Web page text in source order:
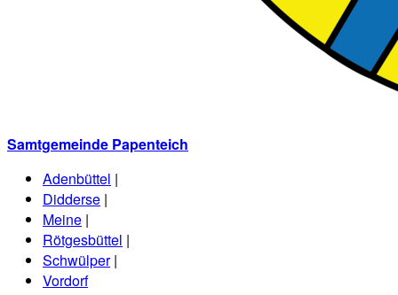
Samtgemeinde Papenteich
Adenbüttel |
Didderse |
Meine |
Rötgesbüttel |
Schwülper|
Vordorf